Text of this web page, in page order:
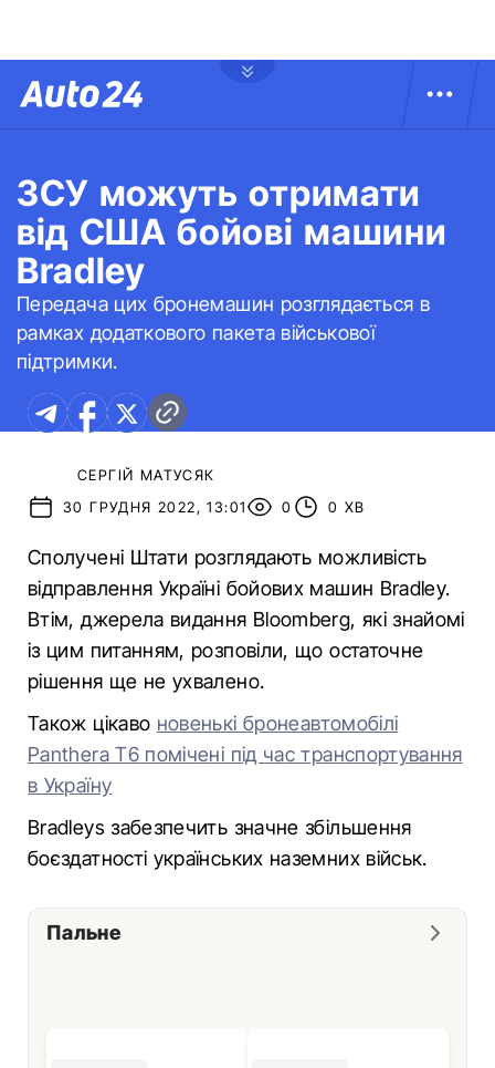
ЗСУ можуть отримати
від США бойові машини
Bradley
Передача цих бронемашин розглядається в
рамках додаткового пакета військової
підтримки.
СЕРГІЙ МАТУСЯК
30 ГРУДНЯ 2022, 13:01
0 0 ХВ
Сполучені Штати розглядають можливість
відправлення Україні бойових машин Bradley.
Втім, джерела видання Bloomberg, які знайомі
із цим питанням, розповіли, що остаточне
рішення ще не ухвалено.
Також цікаво новенькі бронеавтомобілі
Panthera T6 помічені під час транспортування
в Україну
Bradleys забезпечить значне збільшення
боєздатності українських наземних військ.
Пальне